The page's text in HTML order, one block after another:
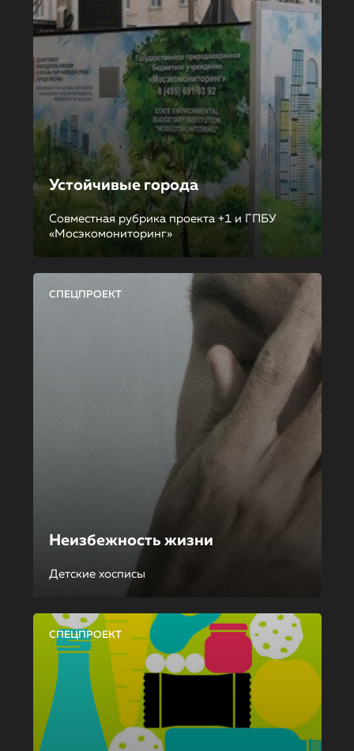
Устойчивые города
Совместная рубрика проекта +1 и ГПБУ
«Мосэкомониторинг»
СПЕЦПРОЕКТ
Неизбежность жизни
Детские хосписы
СПЕЦПРОЕКТ